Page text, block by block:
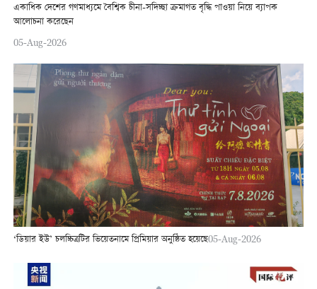
একাধিক দেশের গণমাধ্যমে বৈশ্বিক চীনা-সদিচ্ছা ক্রমাগত বৃদ্ধি পাওয়া নিয়ে ব্যাপক
আলোচনা করেছেন
05-Aug-2026
‘ডিয়ার ইউ’ চলচ্চিত্রটির ভিয়েতনামে প্রিমিয়ার অনুষ্ঠিত হয়েছে05-Aug-2026